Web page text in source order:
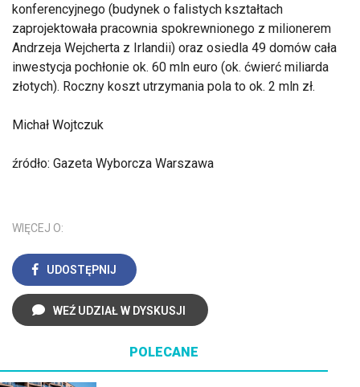
konferencyjnego (budynek o falistych kształtach
zaprojektowała pracownia spokrewnionego z milionerem
Andrzeja Wejcherta z Irlandii) oraz osiedla 49 domów cała
inwestycja pochłonie ok. 60 mln euro (ok. ćwierć miliarda
złotych). Roczny koszt utrzymania pola to ok. 2 mln zł.
Michał Wojtczuk
źródło: Gazeta Wyborcza Warszawa
WIĘCEJ O:
UDOSTĘPNIJ
WEŹ UDZIAŁ W DYSKUSJI
POLECANE